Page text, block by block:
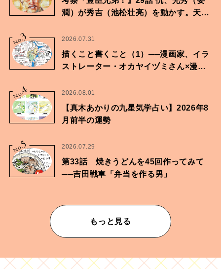
潤）が秀吉（池松壮亮）を動かす。天下
No.3 2026.07.31
描くこと書くこと（1）──漫画家、イラ
ストレーター・オカヤイヅミさん×漫画
No.4 2026.08.01
【真木あかりの九星気学占い】2026年8
月前半の運勢
No.5 2026.07.29
第33話 焼きうどんを45回作ってみて
──吉田戦車「弁当を作る男」
もっと見る